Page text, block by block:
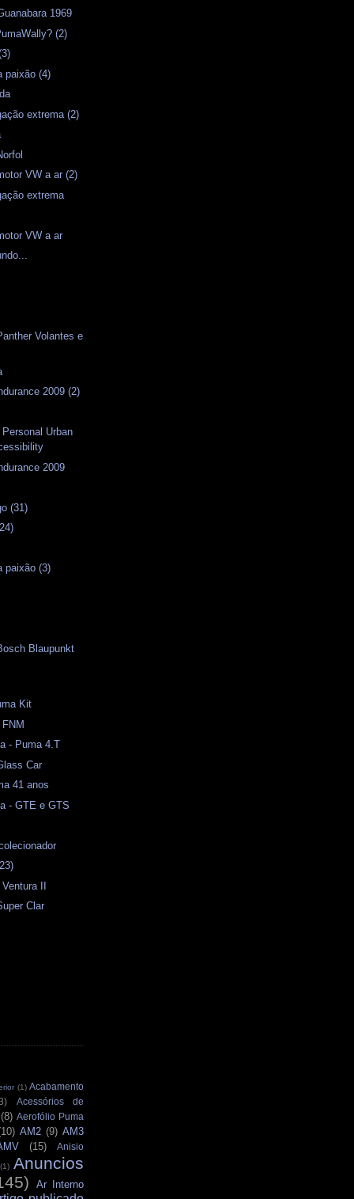
1969
(2)
paixão (4)
extrema (2)
VW a ar (2)
extrema
VW a ar
Volantes e
2009 (2)
Urban
2009
(31)
paixão (3)
Blaupunkt
Kit
- Puma 4.T
Car
41 anos
- GTE e GTS
II
Clar
(1) Acabamento
Acessórios de
(8) Aerofólio Puma
AM2 (9) AM3
(15)
Anisio
(1) Anuncios
Ar Interno